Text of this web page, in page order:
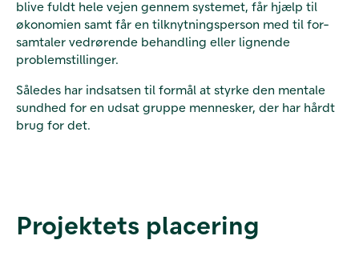
blive fuldt hele vejen gennem systemet, får hjælp til
økonomien samt får en tilknytningsperson med til for-
samtaler vedrørende behandling eller lignende
problemstillinger.
Således har indsatsen til formål at styrke den mentale
sundhed for en udsat gruppe mennesker, der har hårdt
brug for det.
Projektets placering